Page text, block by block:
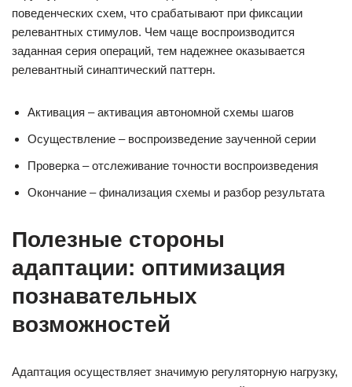
поведенческих схем, что срабатывают при фиксации
релевантных стимулов. Чем чаще воспроизводится
заданная серия операций, тем надежнее оказывается
релевантный синаптический паттерн.
Активация – активация автономной схемы шагов
Осуществление – воспроизведение заученной серии
Проверка – отслеживание точности воспроизведения
Окончание – финализация схемы и разбор результата
Полезные стороны
адаптации: оптимизация
познавательных
возможностей
Адаптация осуществляет значимую регуляторную нагрузку,